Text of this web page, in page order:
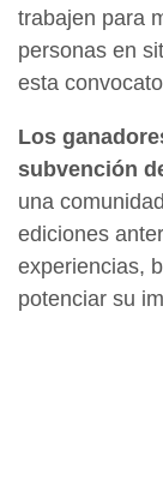
trabajen para
personas en
esta
Los
subvención
una
ediciones
experiencias,
potenciar su